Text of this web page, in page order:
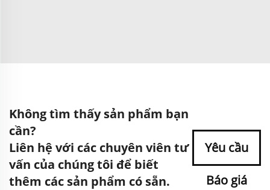
Không tìm thấy sản phẩm bạn
cần?
Liên hệ với các chuyên viên tư
vấn của chúng tôi để biết
thêm các sản phẩm có sẵn.
Yêu cầu
Báo giá